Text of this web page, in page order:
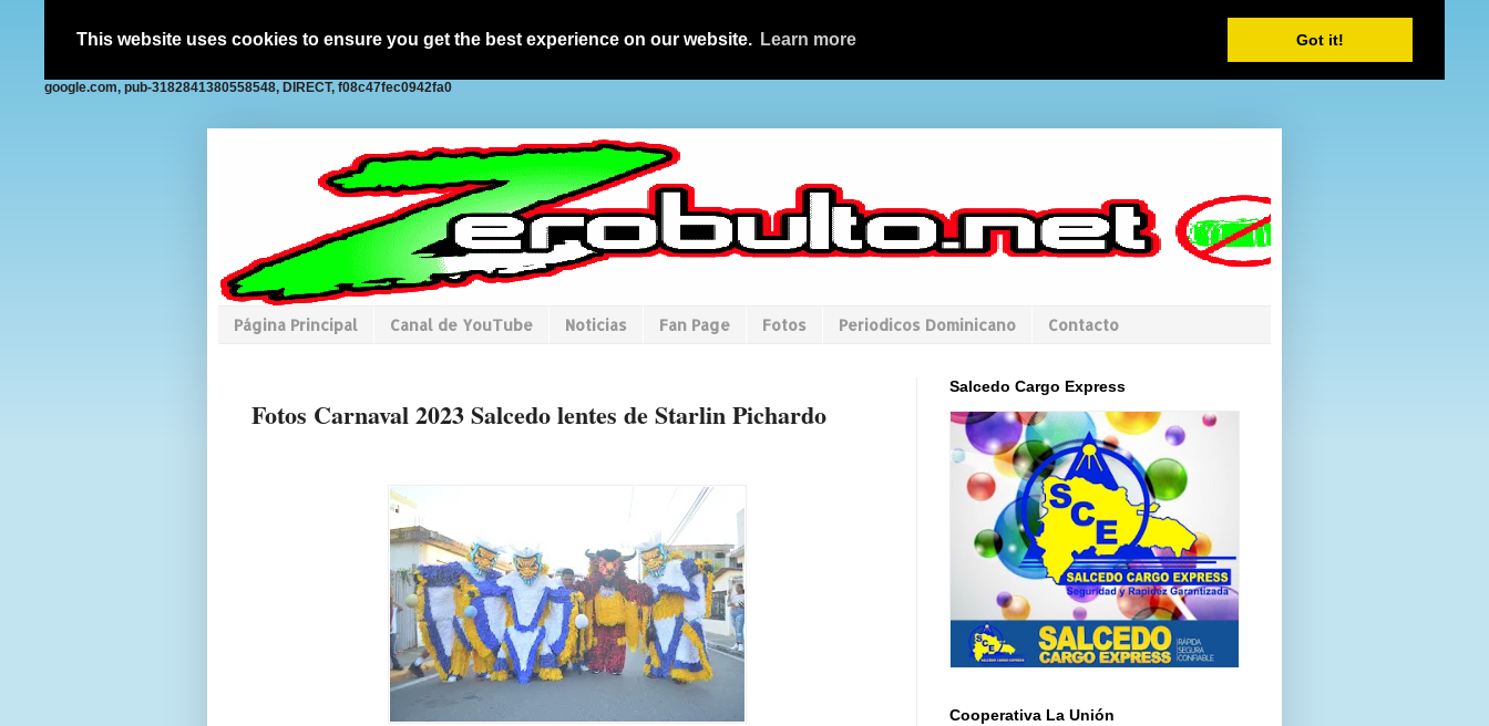
This website uses cookies to ensure you get the best experience on our website. Learn more Got it!
google.com, pub-3182841380558548, DIRECT, f08c47fec0942fa0
Página Principal Canal de YouTube Noticias Fan Page Fotos Periodicos Dominicano Contacto
Fotos Carnaval 2023 Salcedo lentes de Starlin Pichardo
Salcedo Cargo Express
Cooperativa La Unión